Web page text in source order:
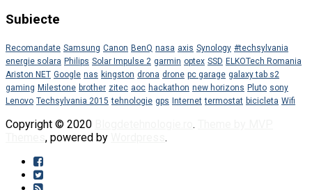
Subiecte
Recomandate Samsung Canon BenQ nasa axis Synology #techsylvania
energie solara Philips Solar Impulse 2 garmin optex SSD ELKOTech Romania
Ariston NET Google nas kingston drona drone pc garage galaxy tab s2
gaming Milestone brother zitec aoc hackathon new horizons Pluto sony
Lenovo Techsylvania 2015 tehnologie gps Internet termostat bicicleta Wifi
Copyright © 2020 .
, powered by .